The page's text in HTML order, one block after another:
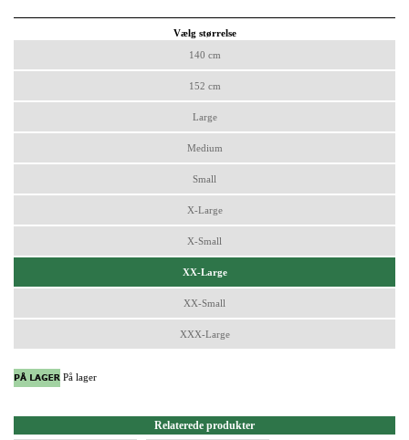
Vælg størrelse
140 cm
152 cm
Large
Medium
Small
X-Large
X-Small
XX-Large
XX-Small
XXX-Large
På lager
Relaterede produkter